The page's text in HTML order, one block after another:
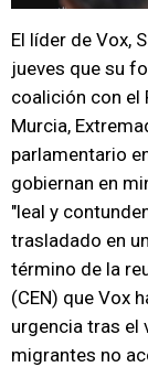
El líder de Vox,
jueves que su
coalición con el
Murcia,
parlamentario
gobiernan en
"leal y
trasladado en
término de la
(CEN) que Vox
urgencia tras el
migrantes no